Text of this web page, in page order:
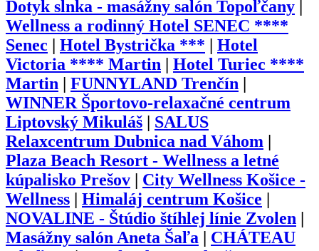
Dotyk slnka - masážny salón Topoľčany
Wellness a rodinný Hotel SENEC ****
Senec
Hotel Bystrička ***
Hotel
Victoria **** Martin
Hotel Turiec ****
Martin
FUNNYLAND Trenčín
WINNER Športovo-relaxačné centrum
Liptovský Mikuláš
SALUS
Relaxcentrum Dubnica nad Váhom
Plaza Beach Resort - Wellness a letné
kúpalisko Prešov
City Wellness Košice -
Wellness
Himaláj centrum Košice
NOVALINE - Štúdio štíhlej línie Zvolen
Masážny salón Aneta Šaľa
CHÁTEAU